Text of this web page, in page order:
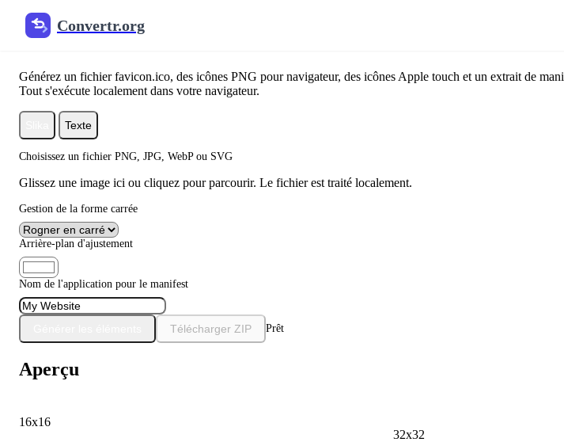
Convertr.org
Générateur de favicon
Générez un fichier favicon.ico, des icônes PNG pour navigateur, des icônes Apple touch et un extrait de
Tout s'exécute localement dans votre navigateur.
Texte
Choisissez un fichier PNG, JPG, WebP ou SVG
Glissez une image ici ou cliquez pour parcourir. Le fichier est traité localement.
Gestion de la forme carrée
Arrière-plan d'ajustement
Nom de l'application pour le manifest
Télécharger ZIP Prêt
Aperçu
16x16
32x32